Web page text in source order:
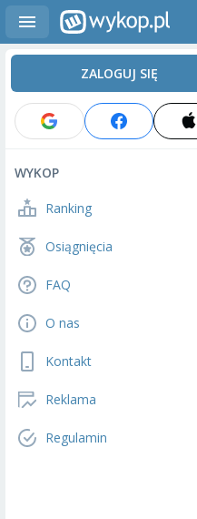
ZALOGUJ SIĘ
WYKOP
Ranking
Osiągnięcia
FAQ
O nas
Kontakt
Reklama
Regulamin